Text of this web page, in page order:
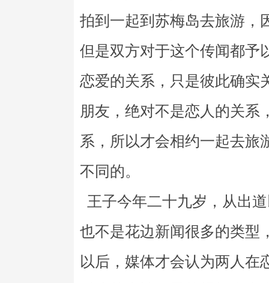
拍到一起到苏梅岛去旅游，
但是双方对于这个传闻都予
恋爱的关系，只是彼此确实
朋友，绝对不是恋人的关系
系，所以才会相约一起去旅
不同的。
王子今年二十九岁，从出
也不是花边新闻很多的类型
以后，媒体才会认为两人在